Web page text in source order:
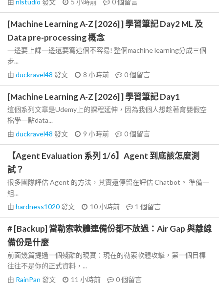
由 nlstudio 發文 5 小時前 0個留言
[Machine Learning A-Z [2026] ] 學習筆記 Day2 ML 及
Data pre-processing 概念
一邊要上課一邊還要寫這個不容易! 整個machine learning分成三個
步...
由 duckravel48 發文 8 小時前 0個留言
[Machine Learning A-Z [2026] ] 學習筆記 Day1
這個系列文章是Udemy上的課程延伸，因為我個人想趁著育嬰假空
檔學一點data...
由 duckravel48 發文 9 小時前 0個留言
【Agent Evaluation 系列 1/6】Agent 到底該怎麼測
試？
很多團隊評估 Agent 的方法，其實還停留在評估 Chatbot。 準備一
組...
由 hardness1020發文 10 小時前 1 個留言
# [Backup] 當勒索軟體連備份都不放過：Air Gap 與離線
備份是什麼
前面幾篇提過一個殘酷的現實：現在的勒索軟體攻擊，第一個目標
往往不是你的正式資料，...
由 RainPan 發文 11 小時前 0個留言